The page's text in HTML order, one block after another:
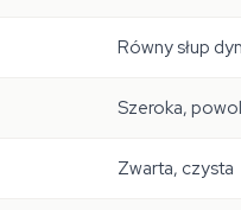
Równy słup
Szeroka,
Zwarta, czysta